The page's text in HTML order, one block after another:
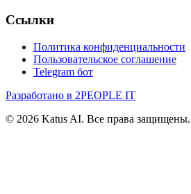
Ссылки
Политика конфиденциальности
Пользовательское соглашение
Telegram бот
Разработано в 2PEOPLE IT
© 2026 Katus AI. Все права защищены.